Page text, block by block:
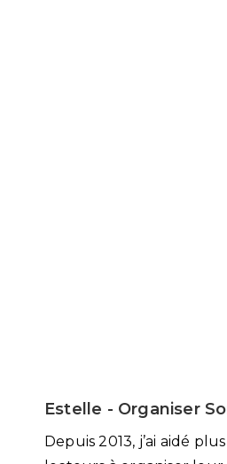
Estelle - Organiser
Depuis 2013, j’ai aidé